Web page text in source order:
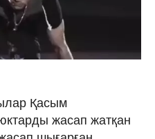
Қасым
жасап жатқан